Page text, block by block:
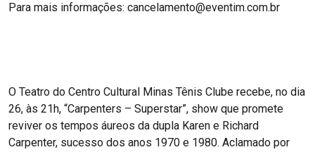
Para mais informações: cancelamento@eventim.com.br
O Teatro do Centro Cultural Minas Tênis Clube recebe, no dia
26, às 21h, “Carpenters – Superstar”, show que promete
reviver os tempos áureos da dupla Karen e Richard
Carpenter, sucesso dos anos 1970 e 1980. Aclamado por